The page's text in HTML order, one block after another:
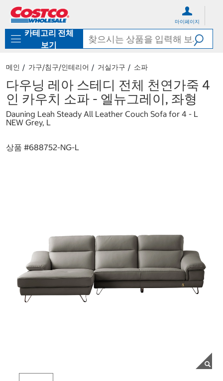
로
기
가
마이페이지
카테고리 전체
보기
메인 가구/침구/인테리어 거실가구 소파
다우닝 레아 스테디 전체 천연가죽 4
인 카우치 소파 - 엘뉴그레이, 좌형
Dauning Leah Steady All Leather Couch Sofa for 4 - L
NEW Grey, L
상품 #688752-NG-L